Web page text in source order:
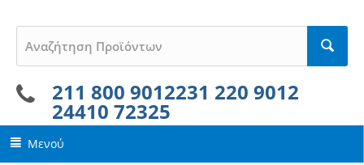
211 800 9012231 220 9012
24410 72325
Μενού